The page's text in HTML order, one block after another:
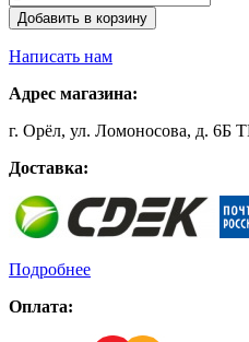
Добавить в корзину
Написать нам
Адрес магазина:
г. Орёл, ул. Ломоносова, д.
Доставка:
Подробнее
Оплата: